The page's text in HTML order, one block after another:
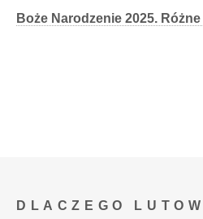
Boże Narodzenie 2025.
DLACZEGO